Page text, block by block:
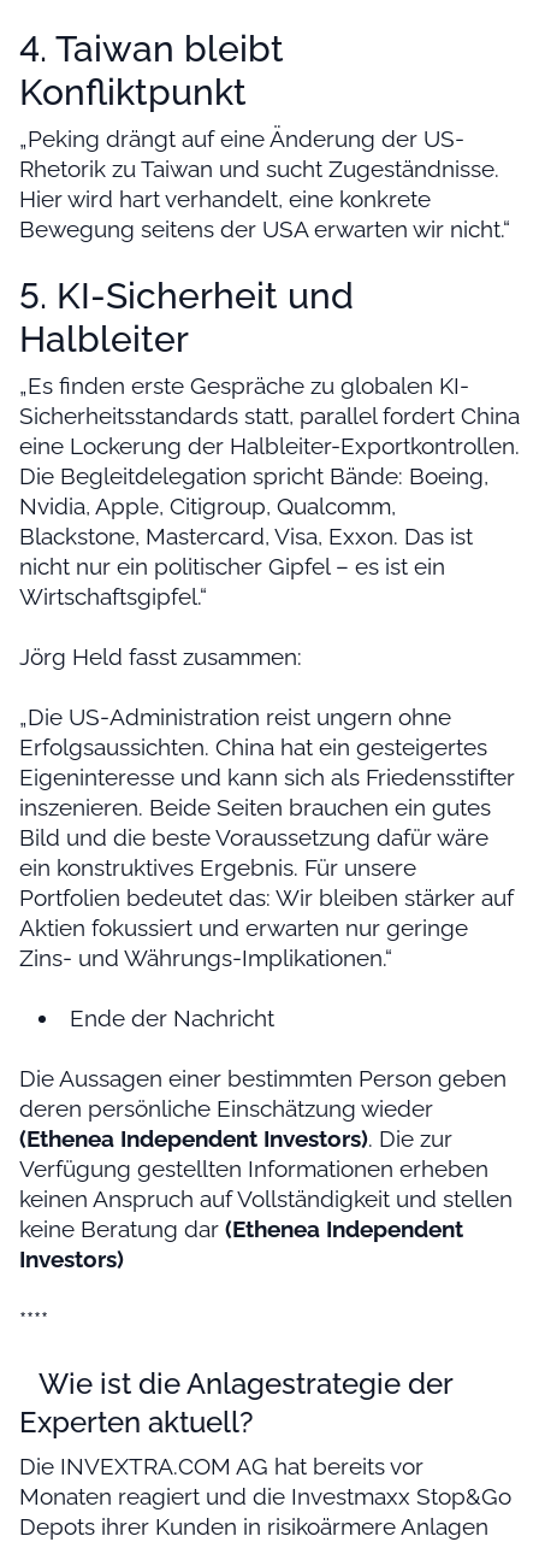
4. Taiwan bleibt
Konfliktpunkt
„Peking drängt auf eine Änderung der US-
Rhetorik zu Taiwan und sucht Zugeständnisse.
Hier wird hart verhandelt, eine konkrete
Bewegung seitens der USA erwarten wir nicht.“
5. KI-Sicherheit und
Halbleiter
„Es finden erste Gespräche zu globalen KI-
Sicherheitsstandards statt, parallel fordert China
eine Lockerung der Halbleiter-Exportkontrollen.
Die Begleitdelegation spricht Bände: Boeing,
Nvidia, Apple, Citigroup, Qualcomm,
Blackstone, Mastercard, Visa, Exxon. Das ist
nicht nur ein politischer Gipfel – es ist ein
Wirtschaftsgipfel.“
Jörg Held fasst zusammen:
„Die US-Administration reist ungern ohne
Erfolgsaussichten. China hat ein gesteigertes
Eigeninteresse und kann sich als Friedensstifter
inszenieren. Beide Seiten brauchen ein gutes
Bild und die beste Voraussetzung dafür wäre
ein konstruktives Ergebnis. Für unsere
Portfolien bedeutet das: Wir bleiben stärker auf
Aktien fokussiert und erwarten nur geringe
Zins- und Währungs-Implikationen.“
Ende der Nachricht
Die Aussagen einer bestimmten Person geben
deren persönliche Einschätzung wieder
(Ethenea Independent Investors). Die zur
Verfügung gestellten Informationen erheben
keinen Anspruch auf Vollständigkeit und stellen
keine Beratung dar (Ethenea Independent
Investors)
****
Wie ist die Anlagestrategie der
Experten aktuell?
Die INVEXTRA.COM AG hat bereits vor
Monaten reagiert und die Investmaxx Stop&Go
Depots ihrer Kunden in risikoärmere Anlagen